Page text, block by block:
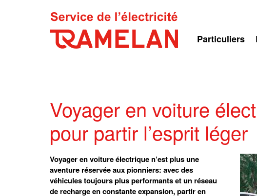
Particuliers
Voyager en voiture
pour partir l’esprit léger
Voyager en voiture électrique n’est plus une
aventure réservée aux pionniers: avec des
véhicules toujours plus performants et un réseau
de recharge en constante expansion, partir en